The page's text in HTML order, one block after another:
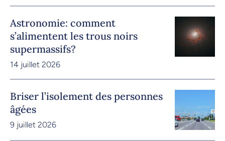
Astronomie: comment
s’alimentent les trous noirs
supermassifs?
14 juillet 2026
Briser l’isolement des personnes
âgées
9 juillet 2026